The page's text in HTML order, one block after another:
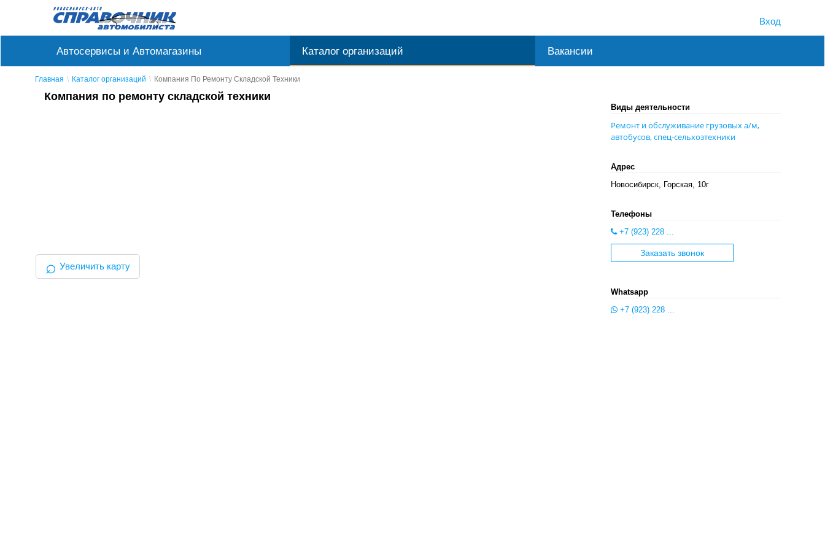
Вход
Автосервисы и Автомагазины Каталог организаций Вакансии
Главная Каталог организаций Компания По Ремонту Складской Техники
Компания по ремонту складской техники
⌕ Увеличить карту
Виды деятельности
Ремонт и обслуживание грузовых а/м,
автобусов, спец-сельхозтехники
Адрес
Новосибирск, Горская, 10г
Телефоны
+7 (923) 228 ...
Заказать звонок
Whatsapp
+7 (923) 228 ...